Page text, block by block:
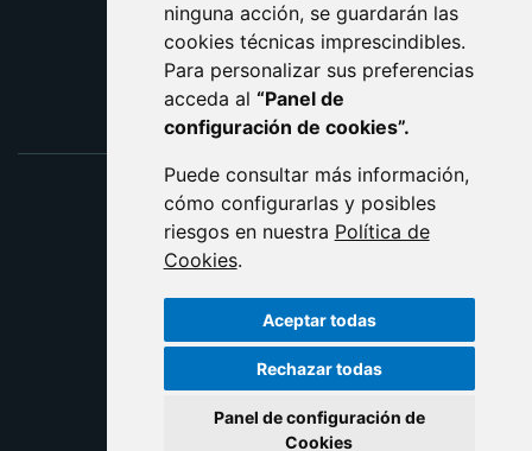
ninguna acción, se guardarán las
cookies técnicas imprescindibles.
Para personalizar sus preferencias
acceda al “Panel de
configuración de cookies”.
Puede consultar más información,
cómo configurarlas y posibles
riesgos en nuestra Política de
Cookies.
Aceptar todas
Rechazar todas
Panel de configuración de
Cookies
ENLACE EXTERNO AL